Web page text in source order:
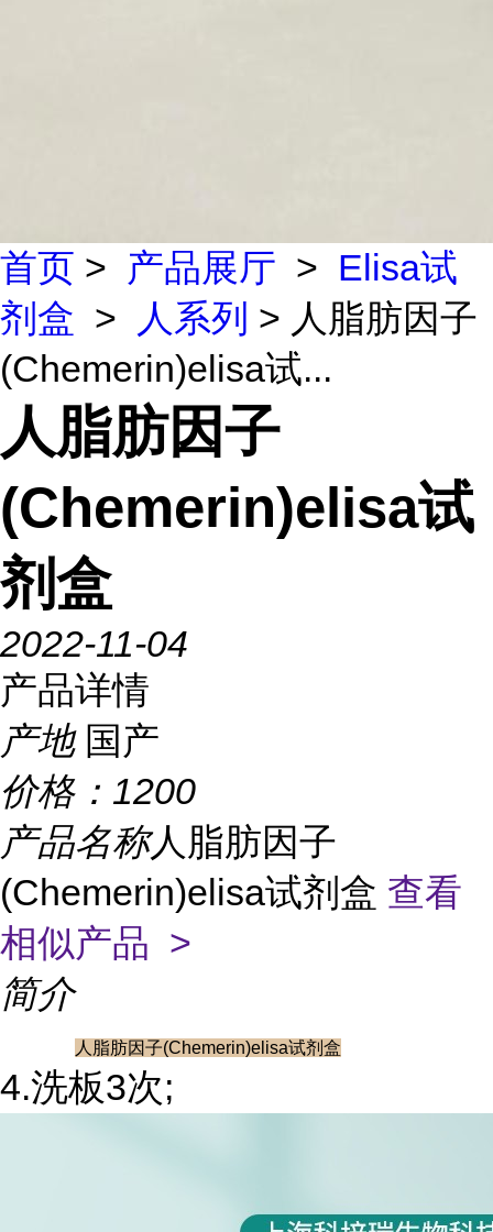
首页 > 产品展厅 > Elisa试
剂盒 > 人系列 > 人脂肪因子
(Chemerin)elisa试...
人脂肪因子
(Chemerin)elisa试
剂盒
2022-11-04
产品详情
产地 国产
价格： 1200
产品名称人脂肪因子
(Chemerin)elisa试剂盒 查看
相似产品 >
简介
人脂肪因子(Chemerin)elisa试剂盒
4.洗板3次;